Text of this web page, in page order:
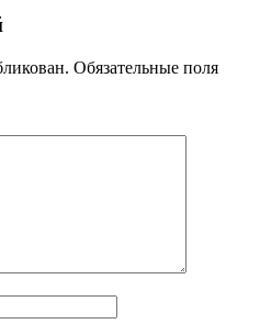
Обязательные поля